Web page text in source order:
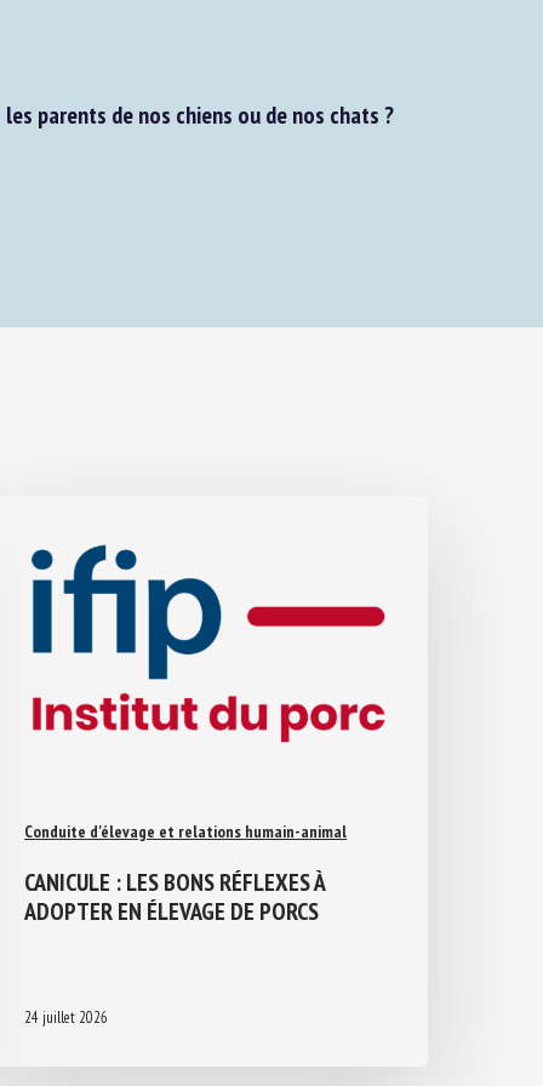
parents de nos chiens ou de nos chats ?
Conduite d'élevage et relations humain-animal
CANICULE : LES BONS RÉFLEXES À
ADOPTER EN ÉLEVAGE DE PORCS
24 juillet 2026